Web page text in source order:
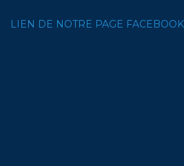
LIEN DE NOTRE PAGE FACEBOOK